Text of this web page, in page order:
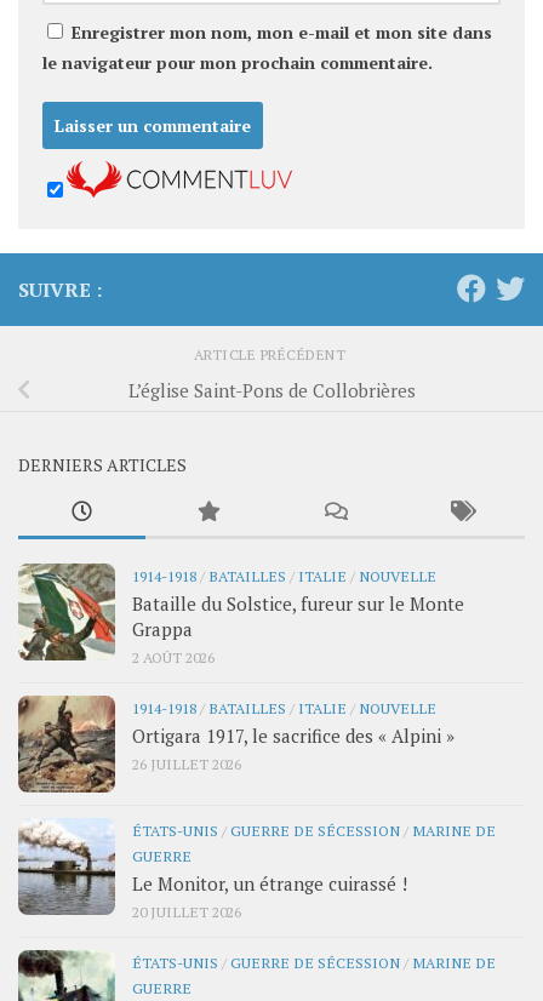
Enregistrer mon nom, mon e-mail et mon site dans
le navigateur pour mon prochain commentaire.
SUIVRE :
ARTICLE PRÉCÉDENT
L’église Saint-Pons de Collobrières
DERNIERS ARTICLES
1914-1918 / BATAILLES / ITALIE / NOUVELLE
Bataille du Solstice, fureur sur le Monte
Grappa
2 AOÛT 2026
1914-1918 / BATAILLES / ITALIE / NOUVELLE
Ortigara 1917, le sacrifice des « Alpini »
26 JUILLET 2026
ÉTATS-UNIS /GUERRE DE SÉCESSION / MARINE DE
GUERRE
Le Monitor, un étrange cuirassé !
20 JUILLET 2026
ÉTATS-UNIS /GUERRE DE SÉCESSION / MARINE DE
GUERRE